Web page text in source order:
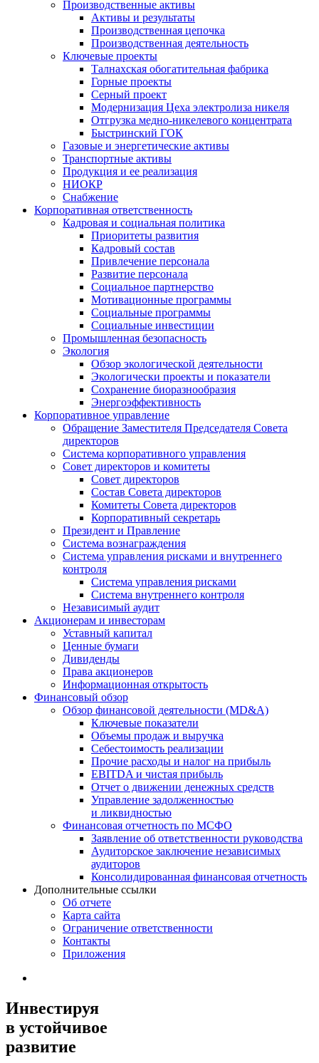
Производственные активы
Активы и результаты
Производственная цепочка
Производственная деятельность
Ключевые проекты
Талнахская обогатительная фабрика
Горные проекты
Серный проект
Модернизация Цеха электролиза никеля
Отгрузка медно-никелевого концентрата
Быстринский ГОК
Газовые и энергетические активы
Транспортные активы
Продукция и ее реализация
НИОКР
Снабжение
Корпоративная ответственность
Кадровая и социальная политика
Приоритеты развития
Кадровый состав
Привлечение персонала
Развитие персонала
Социальное партнерство
Мотивационные программы
Социальные программы
Социальные инвестиции
Промышленная безопасность
Экология
Обзор экологической деятельности
Экологически проекты и показатели
Сохранение биоразнообразия
Энергоэффективность
Корпоративное управление
Обращение Заместителя Председателя Совета
директоров
Система корпоративного управления
Совет директоров и комитеты
Совет директоров
Состав Совета директоров
Комитеты Совета директоров
Корпоративный секретарь
Президент и Правление
Система вознаграждения
Система управления рисками и внутреннего
контроля
Система управления рисками
Система внутреннего контроля
Независимый аудит
Акционерам и инвесторам
Уставный капитал
Ценные бумаги
Дивиденды
Права акционеров
Информационная открытость
Финансовый обзор
Обзор финансовой деятельности (MD&A)
Ключевые показатели
Объемы продаж и выручка
Себестоимость реализации
Прочие расходы и налог на прибыль
EBITDA и чистая прибыль
Отчет о движении денежных средств
Управление задолженностью
и ликвидностью
Финансовая отчетность по МСФО
Заявление об ответственности руководства
Аудиторское заключение независимых
аудиторов
Консолидированная финансовая отчетность
Дополнительные ссылки
Об отчете
Карта сайта
Ограничение ответственности
Контакты
Приложения
Инвестируя
в устойчивое
развитие